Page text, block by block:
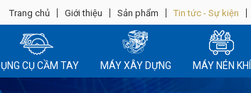
Trang chủ Giới thiệu Sản phẩm Tin tức - Sự kiện
CỤ CẦM TAY MÁY XÂY DỰNG MÁY NÉN KHÍ